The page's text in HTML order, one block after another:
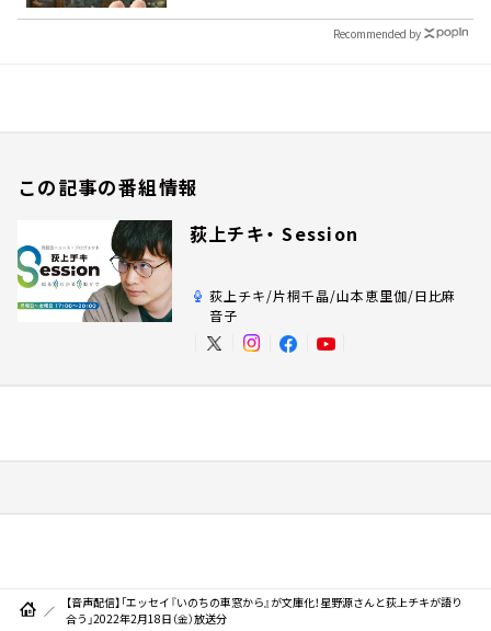
Recommended by
この記事の番組情報
荻上チキ・ Session
荻上チキ/片桐千晶/山本恵里伽/日比麻
音子
【音声配信】「エッセイ『いのちの車窓から』が文庫化！星野源さんと荻上チキが語り
合う」2022年2月18日（金）放送分